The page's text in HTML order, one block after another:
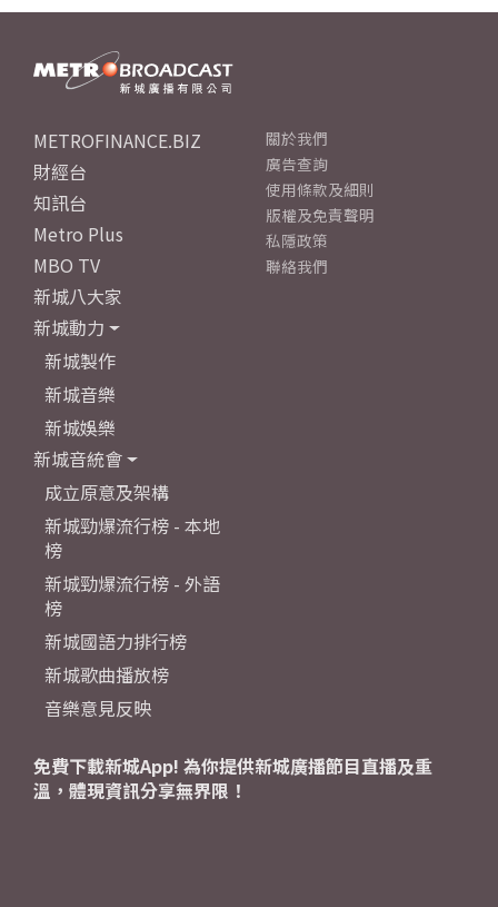
METROFINANCE.BIZ
財經台
知訊台
Metro Plus
MBO TV
新城八大家
新城動力
新城製作
新城音樂
新城娛樂
新城音統會
成立原意及架構
新城勁爆流行榜 - 本地
榜
新城勁爆流行榜 - 外語
榜
新城國語力排行榜
新城歌曲播放榜
音樂意見反映
關於我們
廣告查詢
使用條款及細則
版權及免責聲明
私隱政策
聯絡我們
免費下載新城App! 為你提供新城廣播節目直播及重
溫，體現資訊分享無界限！